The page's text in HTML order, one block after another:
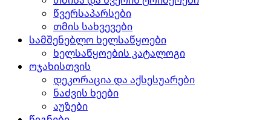
წვერსაპარსები
თმის სახვევები
სამშენებლო ხელსაწყოები
ხელსაწყოების კატალოგი
ოჯახისთვის
დეკორაცია და აქსესუარები
ნაძვის ხეები
აუზები